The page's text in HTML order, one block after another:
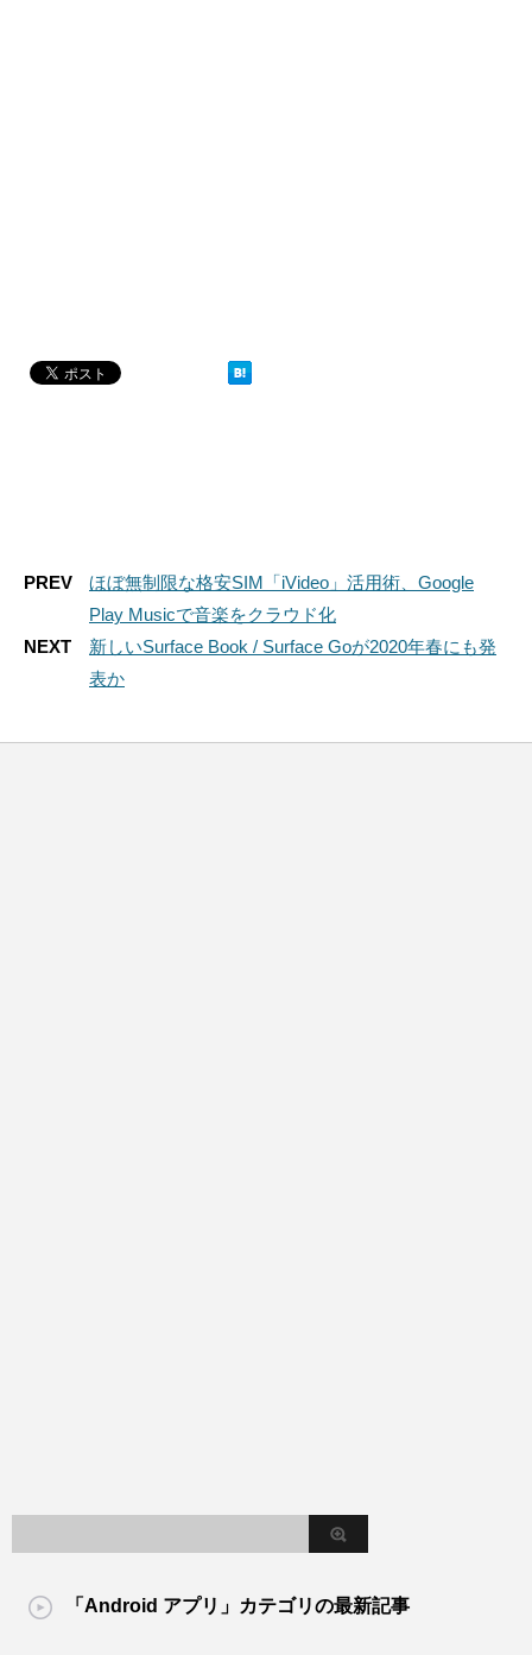
PREV
ほぼ無制限な格安SIM「iVideo」活用術、Google
Play Musicで音楽をクラウド化
NEXT
新しいSurface Book / Surface Goが2020年春にも発
表か
「Android アプリ」カテゴリの最新記事